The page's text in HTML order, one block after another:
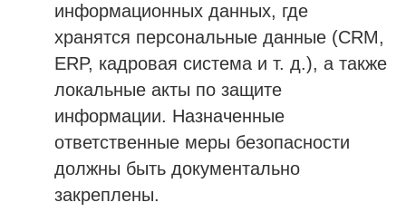
информационных данных, где
хранятся персональные данные (CRM,
ERP, кадровая система и т. д.), а также
локальные акты по защите
информации. Назначенные
ответственные меры безопасности
должны быть документально
закреплены.